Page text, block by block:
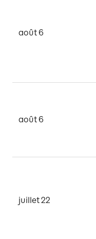
août 6
août 6
juillet 22